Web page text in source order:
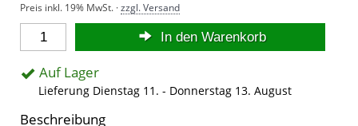
Preis inkl. 19% MwSt. ·zzgl. Versand
In den Warenkorb
Auf Lager
Lieferung Dienstag 11. - Donnerstag 13. August
Beschreibung